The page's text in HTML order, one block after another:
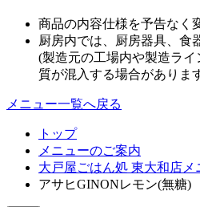
商品の内容仕様を予告なく
厨房内では、厨房器具、食
(製造元の工場内や製造ラ
質が混入する場合がありま
メニュー一覧へ戻る
トップ
メニューのご案内
大戸屋ごはん処 東大和店メ
アサヒGINONレモン(無糖)